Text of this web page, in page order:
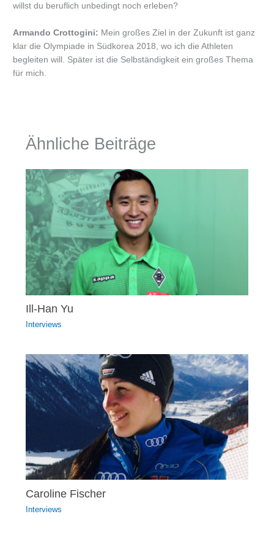
willst du beruflich unbedingt noch erleben?
Armando Crottogini: Mein großes Ziel in der Zukunft ist ganz
klar die Olympiade in Südkorea 2018, wo ich die Athleten
begleiten will. Später ist die Selbständigkeit ein großes Thema
für mich.
Ähnliche Beiträge
Ill-Han Yu
Interviews
Caroline Fischer
Interviews